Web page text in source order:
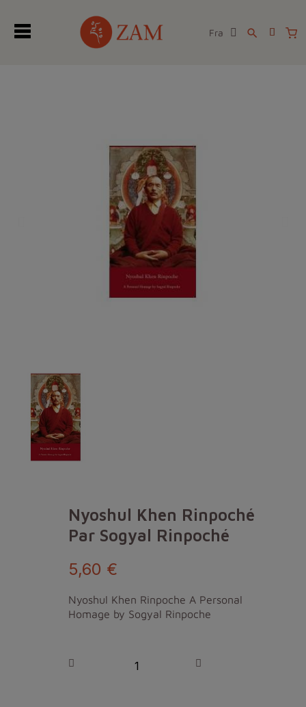
Fra search
Nyoshul Khen Rinpoché
Par Sogyal Rinpoché
5,60 €
Nyoshul Khen Rinpoche A Personal
Homage by Sogyal Rinpoche